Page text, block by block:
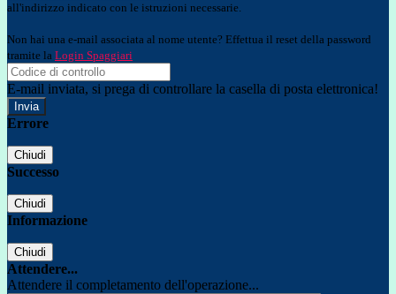
all'indirizzo indicato con le istruzioni necessarie.
Non hai una e-mail associata al nome utente? Effettua il reset della password
tramite la Login Spaggiari
E-mail inviata, si prega di controllare la casella di posta elettronica!
Errore
Chiudi
Successo
Chiudi
Informazione
Chiudi
Attendere...
Attendere il completamento dell'operazione...